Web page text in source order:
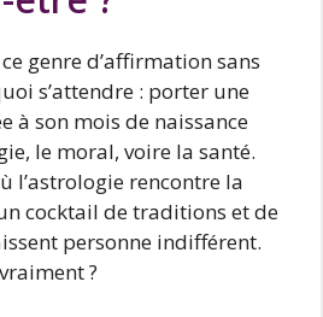
genre d’affirmation sans
s’attendre : porter une
à son mois de naissance
le moral, voire la santé.
l’astrologie rencontre la
cocktail de traditions et de
personne indifférent.
?